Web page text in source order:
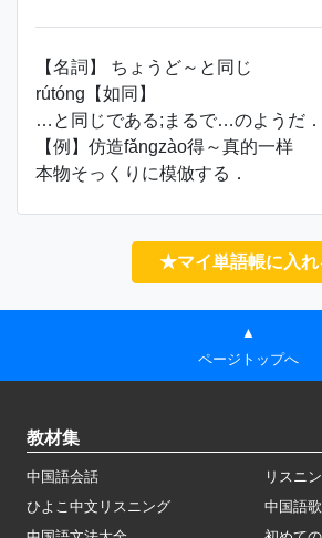
【名詞】 ちょうど～と同じ
rútóng【如同】
…と同じである;まるで…のようだ．
【例】仿造fǎngzào得～真的一样
本物そっくりに模倣する．
★マイ単語帳に入れ
▲
ページトップへ
教材集
中国語会話
リスニ
ひよこ中文リスニング
中国語